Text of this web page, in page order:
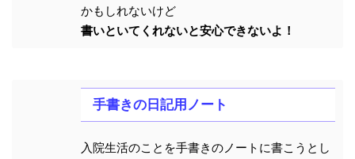
かもしれないけど
書いといてくれないと安心できないよ！
手書きの日記用ノート
入院生活のことを手書きのノートに書こうとし